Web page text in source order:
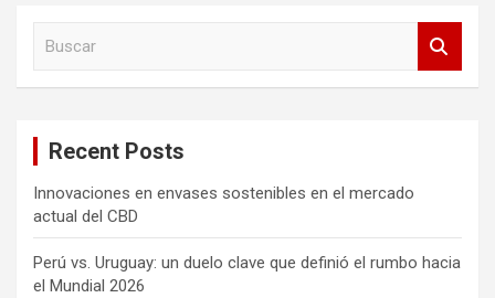
Recent Posts
Innovaciones en envases sostenibles en el mercado
actual del CBD
Perú vs. Uruguay: un duelo clave que definió el rumbo hacia
el Mundial 2026